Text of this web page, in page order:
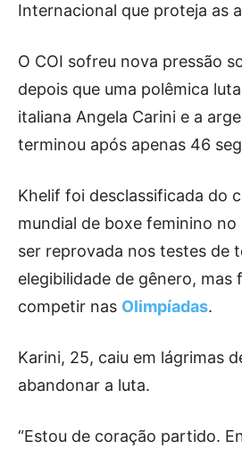
Internacional que proteja as
O COI sofreu nova pressão
depois que uma polêmica
italiana Angela Carini e a
terminou após apenas 46
Khelif foi desclassificada do
mundial de boxe feminino no
ser reprovada nos testes de
elegibilidade de gênero, mas
competir nas Olimpíadas.
Karini, 25, caiu em lágrimas
abandonar a luta.
“Estou de coração partido.